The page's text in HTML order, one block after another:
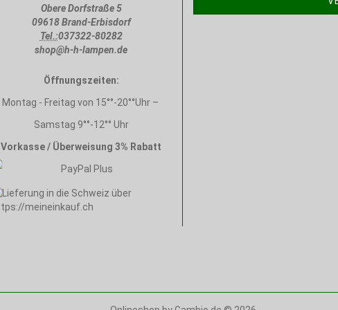
Obere Dorfstraße 5
09618 Brand-Erbisdorf
Tel.:037322-80282
shop@h-h-lampen.de
Öffnungszeiten:
Montag - Freitag von 15°°-20°°Uhr –
Samstag 9°°-12°° Uhr
Vorkasse / Überweisung 3% Rabatt